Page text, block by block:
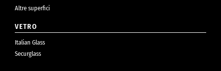
Altre superfici
VETRO
Italian Glass
Securglass